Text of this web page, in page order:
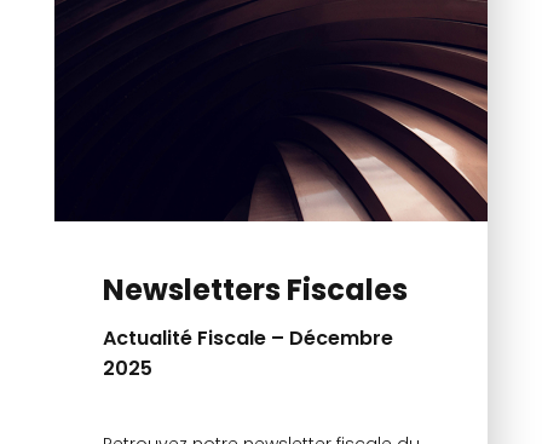
Newsletters Fiscales
Actualité Fiscale – Décembre
2025